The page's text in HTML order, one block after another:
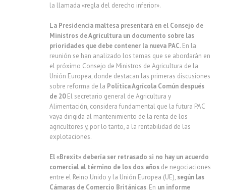
la llamada «regla del derecho inferior».
La Presidencia maltesa presentará en el Consejo de
Ministros de Agricultura un documento sobre las
prioridades que debe contener la nueva PAC. En la
reunión se han analizado los temas que se abordarán en
el próximo Consejo de Ministros de Agricultura de la
Unión Europea, donde destacan las primeras discusiones
sobre reforma de la Política Agrícola Común después
de 20El secretario general de Agricultura y
Alimentación, considera fundamental que la futura PAC
vaya dirigida al mantenimiento de la renta de los
agricultores y, por lo tanto, a la rentabilidad de las
explotaciones.
El «Brexit» debería ser retrasado si no hay un acuerdo
comercial al término de los dos años de negociaciones
entre el Reino Unido y la Unión Europea (UE), según las
Cámaras de Comercio Británicas. En un informe